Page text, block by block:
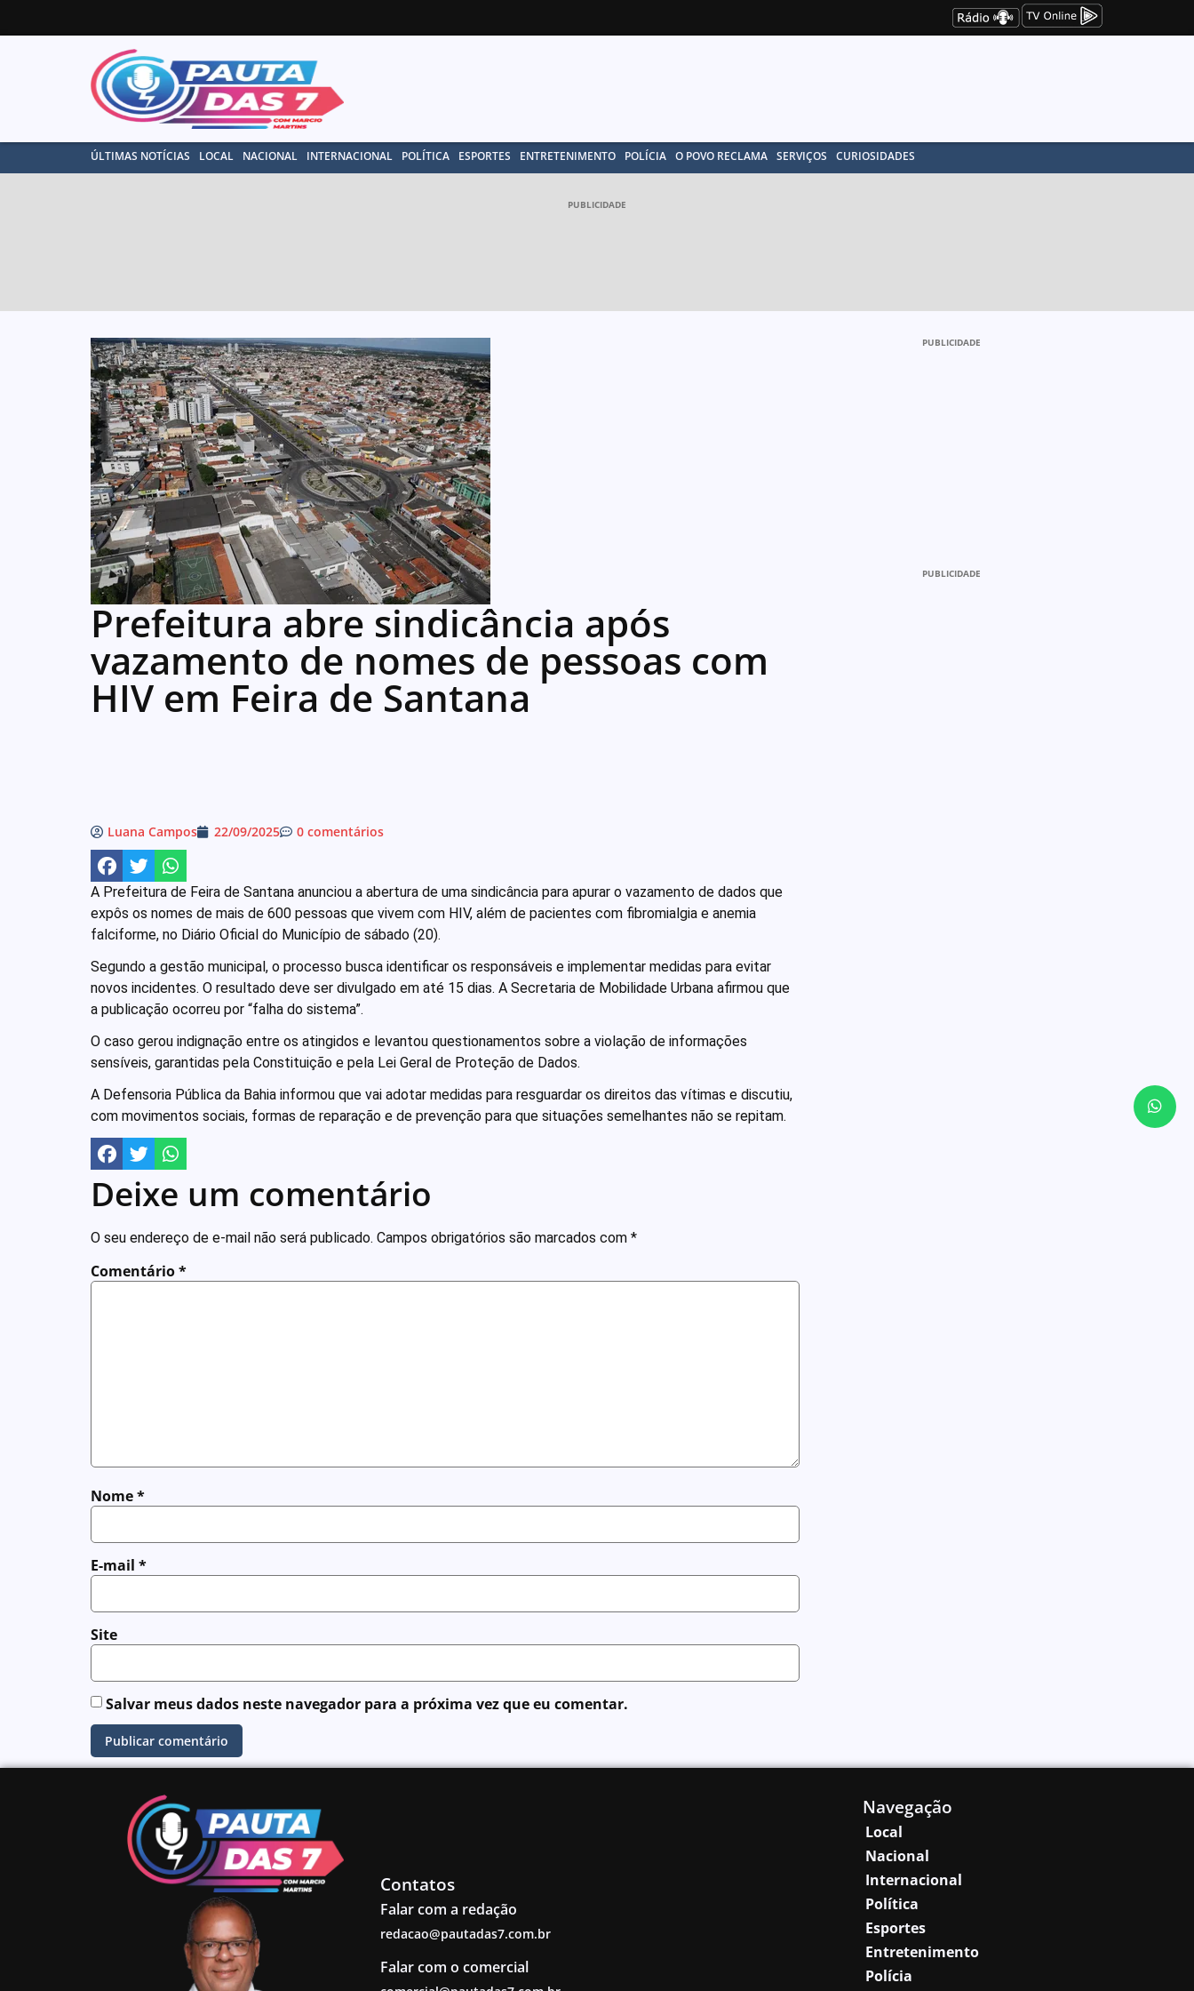
ÚLTIMAS NOTÍCIAS LOCAL NACIONAL INTERNACIONAL POLÍTICA ESPORTES ENTRETENIMENTO POLÍCIA O POVO RECLAMA SERVIÇOS CURIOSIDADES
PUBLICIDADE
Prefeitura abre sindicância após
vazamento de nomes de pessoas com
HIV em Feira de Santana
Luana Campos 22/09/2025 0 comentários
A Prefeitura de Feira de Santana anunciou a abertura de uma sindicância para apurar o vazamento de dados que
expôs os nomes de mais de 600 pessoas que vivem com HIV, além de pacientes com fibromialgia e anemia
falciforme, no Diário Oficial do Município de sábado (20).
Segundo a gestão municipal, o processo busca identificar os responsáveis e implementar medidas para evitar
novos incidentes. O resultado deve ser divulgado em até 15 dias. A Secretaria de Mobilidade Urbana afirmou que
a publicação ocorreu por “falha do sistema”.
O caso gerou indignação entre os atingidos e levantou questionamentos sobre a violação de informações
sensíveis, garantidas pela Constituição e pela Lei Geral de Proteção de Dados.
A Defensoria Pública da Bahia informou que vai adotar medidas para resguardar os direitos das vítimas e discutiu,
com movimentos sociais, formas de reparação e de prevenção para que situações semelhantes não se repitam.
Deixe um comentário
O seu endereço de e-mail não será publicado. Campos obrigatórios são marcados com *
Comentário*
Nome*
E-mail *
Site
Salvar meus dados neste navegador para a próxima vez que eu comentar.
PUBLICIDADE
PUBLICIDADE
Contatos
Falar com a redação
redacao@pautadas7.com.br
Falar com o comercial
Navegação
Local
Nacional
Internacional
Política
Esportes
Entretenimento
Polícia